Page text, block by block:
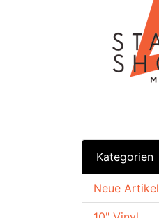
Kategorien
Neue Artikel